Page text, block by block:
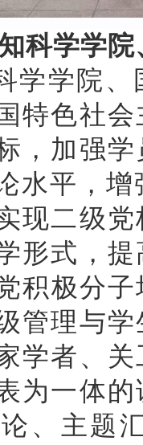
科学学
学学院
特色社
，加强
水平，
现二级
形式，
积极分
管理与
学者、
为一体
、主题